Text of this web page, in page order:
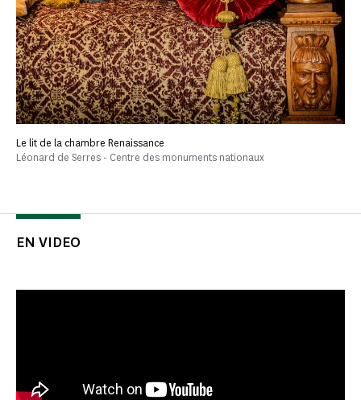
Le lit de la chambre Renaissance
Léonard de Serres - Centre des monuments nationaux
EN VIDEO